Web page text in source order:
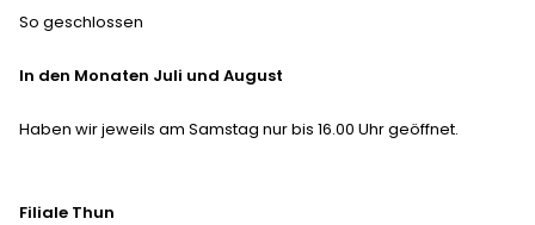
So geschlossen
In den Monaten Juli und August
Haben wir jeweils am Samstag nur bis 16.00 Uhr geöffnet.
Filiale Thun